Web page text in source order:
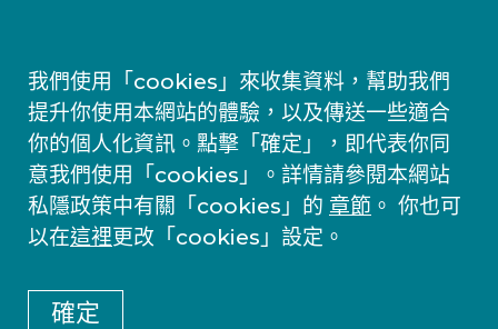
我們使用「cookies」來收集資料，幫助我們
提升你使用本網站的體驗，以及傳送一些適合
你的個人化資訊。點擊「確定」，即代表你同
意我們使用「cookies」。詳情請參閱本網站
私隱政策中有關「cookies」的 章節 。 你也可
以在這裡更改「cookies」設定。
確定